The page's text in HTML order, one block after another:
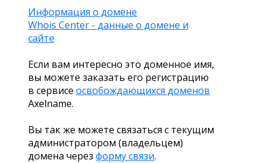
Информация о домене
Whois Center - данные о домене и
сайте
Если вам интересно это доменное имя,
вы можете заказать его регистрацию
в сервисе освобождающихся доменов
Axelname.
Вы так же можете связаться с текущим
администратором (владельцем)
домена через форму связи.